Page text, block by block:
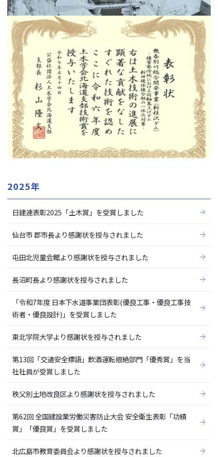
2025年
日建連表彰2025「土木賞」を受賞しました
仙台市 郡市長より感謝状を授与されました
屯田北児童会館より感謝状を授与されました
長沼町長より感謝状を授与されました
「令和7年度 日本下水道事業団表彰(優良工事・優良工事技
術者・優良設計)」を受賞しました
東北学院大学より感謝状を授与されました
第13回「交通安全標語」飲酒運転根絶部門「優秀賞」を当
社社員が受賞しました
秩父別土地改良区より感謝状を授与されました
第62回 全国建設業労働災害防止大会 安全衛生表彰「功績
賞」「優良賞」を受賞しました
北広島市教育委員会より感謝状を授与されました